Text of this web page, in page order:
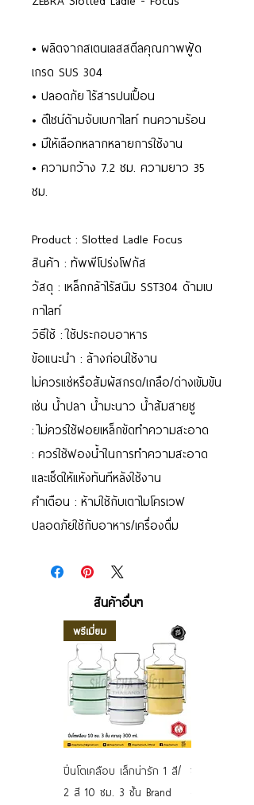
• ผลิตจากสเตนเลสสตีลคุณภาพฟู้ด
เกรด SUS 304
• ปลอดภัย ไร้สารปนเปื้อน
• ดีไซน์ด้ามจับเบกาไลท์ ทนความร้อน
• มีให้เลือกหลากหลายการใช้งาน
• ความกว้าง 7.2 ซม. ความยาว 35
ซม.
Product : Slotted Ladle Focus
สินค้า : ทัพพีโปร่งโฟกัส
วัสดุ : เหล็กกล้าไร้สนิม SST304 ด้ามเบ
กาไลท์
วิธีใช้ : ใช้ประกอบอาหาร
ข้อแนะนำ : ล้างก่อนใช้งาน
ไม่ควรแช่หรือสัมผัสกรด/เกลือ/ด่างเข้มข้น
เช่น น้ำปลา น้ำมะนาว น้ำส้มสายชู
: ไม่ควรใช้ฝอยเหล็กขัดทำความสะอาด
: ควรใช้ฟองน้ำในการทำความสะอาด
และเช็ดให้แห้งทันทีหลังใช้งาน
คำเตือน : ห้ามใช้กับเตาไมโครเวฟ
ปลอดภัยใช้กับอาหาร/เครื่องดื่ม
สินค้าอื่นๆ
พรีเมี่ยม
ปิ่นโตเคลือบ เล็กน่ารัก 1 สี/
2 สี 10 ซม. 3 ชั้น Brand
ชามเคลือบ